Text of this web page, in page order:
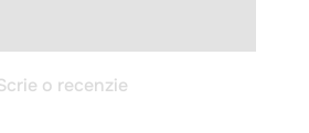
o recenzie